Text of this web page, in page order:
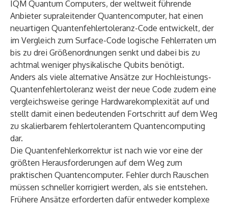
IQM Quantum Computers, der weltweit führende
Anbieter supraleitender Quantencomputer, hat einen
neuartigen Quantenfehlertoleranz-Code entwickelt, der
im Vergleich zum Surface-Code logische Fehlerraten um
bis zu drei Größenordnungen senkt und dabei bis zu
achtmal weniger physikalische Qubits benötigt.
Anders als viele alternative Ansätze zur Hochleistungs-
Quantenfehlertoleranz weist der neue Code zudem eine
vergleichsweise geringe Hardwarekomplexität auf und
stellt damit einen bedeutenden Fortschritt auf dem Weg
zu skalierbarem fehlertolerantem Quantencomputing
dar.
Die Quantenfehlerkorrektur ist nach wie vor eine der
größten Herausforderungen auf dem Weg zum
praktischen Quantencomputer. Fehler durch Rauschen
müssen schneller korrigiert werden, als sie entstehen.
Frühere Ansätze erforderten dafür entweder komplexe